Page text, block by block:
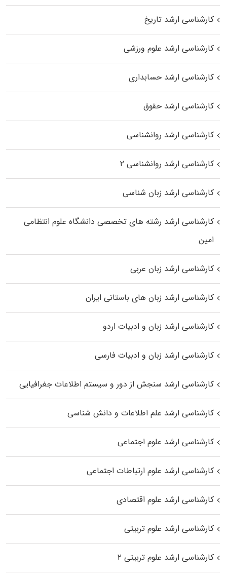
کارشناسی ارشد تاریخ
کارشناسی ارشد علوم ورزشی
کارشناسی ارشد حسابداری
کارشناسی ارشد حقوق
کارشناسی ارشد روانشناسی
کارشناسی ارشد روانشناسی ۲
کارشناسی ارشد زبان شناسی
کارشناسی ارشد رﺷﺘﻪ ﻫﺎی تخصصی داﻧﺸﮕﺎه ﻋﻠﻮم انتظامی
اﻣﻴﻦ
کارشناسی ارشد زبان عربی
کارشناسی ارشد زبان‌ های باستانی ایران
کارشناسی ارشد زبان و ادبیات اردو
کارشناسی ارشد زبان و ادبیات فارسی
کارشناسی ارشد سنجش از دور و سیستم اطلاعات جغرافیایی
کارشناسی ارشد علم اطلاعات و دانش شناسی
کارشناسی ارشد علوم اجتماعی
کارشناسی ارشد علوم ارتباطات اجتماعی
کارشناسی ارشد علوم اقتصادی
کارشناسی ارشد علوم تربیتی
کارشناسی ارشد علوم تربیتی ۲